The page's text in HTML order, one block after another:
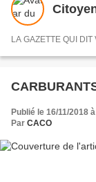
Publié le 16/11/2018
Par CACO